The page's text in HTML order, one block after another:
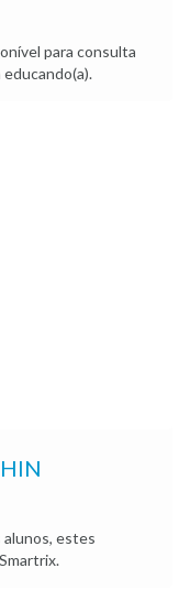
para consulta
estes